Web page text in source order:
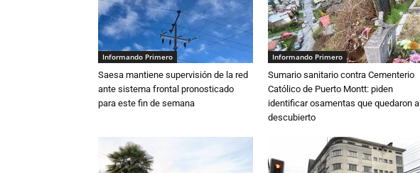
Informando Primero
Saesa mantiene supervisión de la red
ante sistema frontal pronosticado
para este fin de semana
Informando Primero
Sumario sanitario contra Cementerio
Católico de Puerto Montt: piden
identificar osamentas que quedaron al
descubierto